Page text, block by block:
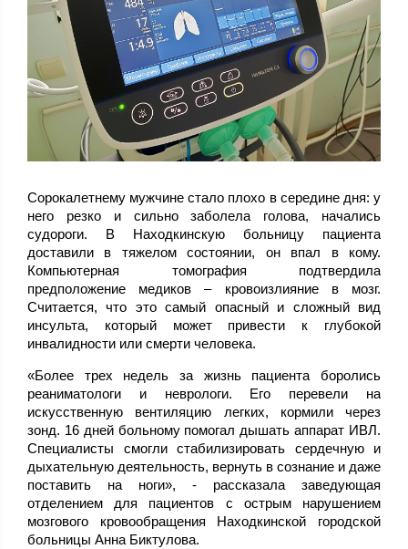
Сорокалетнему мужчине стало плохо в середине дня: у
него резко и сильно заболела голова, начались
судороги. В Находкинскую больницу пациента
доставили в тяжелом состоянии, он впал в кому.
Компьютерная томография подтвердила
предположение медиков – кровоизлияние в мозг.
Считается, что это самый опасный и сложный вид
инсульта, который может привести к глубокой
инвалидности или смерти человека.
«Более трех недель за жизнь пациента боролись
реаниматологи и неврологи. Его перевели на
искусственную вентиляцию легких, кормили через
зонд. 16 дней больному помогал дышать аппарат ИВЛ.
Специалисты смогли стабилизировать сердечную и
дыхательную деятельность, вернуть в сознание и даже
поставить на ноги», - рассказала заведующая
отделением для пациентов с острым нарушением
мозгового кровообращения Находкинской городской
больницы Анна Биктулова.